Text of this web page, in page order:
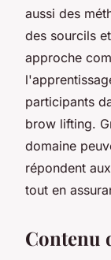
aussi des
des sourcils
approche
participants
brow lifting.
domaine
répondent
tout en
Contenu